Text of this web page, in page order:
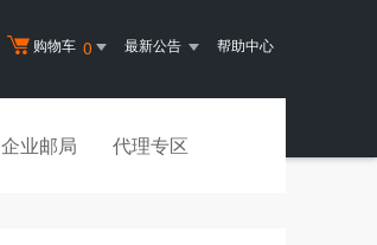
购物车 0 最新公告 帮助中心
企业邮局 代理专区